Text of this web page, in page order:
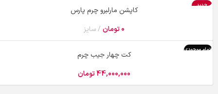
جدید
کاپشن مارلبرو چرم پارس
0تومان سایز
اتمام موجودی
کت چهار جیب چرم
44,000,000تومان